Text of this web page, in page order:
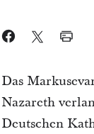
Das
Nazareth
Deutschen